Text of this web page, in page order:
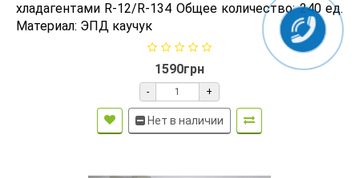
хладагентами R-12/R-134 Общее количество: 240 ед.
Материал: ЭПД каучук
1590грн
- +
Нет в наличии